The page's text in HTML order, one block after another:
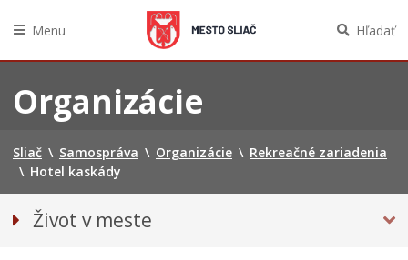
obsah
Menu Hľadať
Organizácie
Sliač \ Samospráva \ Organizácie \ Rekreačné zariadenia
\ Hotel kaskády
Život v meste